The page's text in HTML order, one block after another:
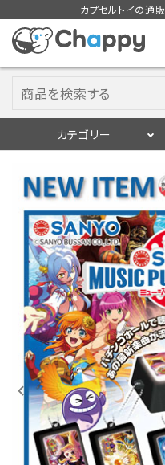
カプセルトイの通
カテゴリー
ログイン
入荷スケジュー
カプセルトイマシン
カプセルトイ
販促用空カプセル
レンタル
景品・玩具・文具